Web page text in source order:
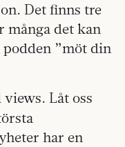
Det finns tre
många det kan
”möt din
Låt oss
har en